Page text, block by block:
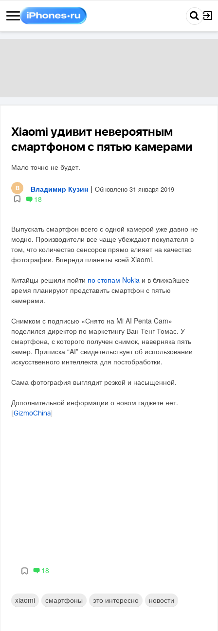
Xiaomi удивит невероятным
смартфоном с пятью камерами
Мало точно не будет.
Владимир Кузин | Обновлено 31 января 2019
18
Выпускать смартфон всего с одной камерой уже давно не
модно. Производители все чаще убеждают покупателя в
том, что количество сенсоров прямо влияет на качество
фотографии. Впереди планеты всей Xiaomi.
Китайцы решили пойти по стопам Nokia и в ближайшее
время планируют представить смартфон с пятью
камерами.
Снимком с подписью «Снято на Mi AI Penta Cam»
поделился директор по маркетингу Ван Тенг Томас. У
смартфона, с которого получен снимок, наверняка пять
камер. Приписка “AI” свидетельствует об использовании
искусственного интеллекта для постобработки.
Сама фотография выглядит резкой и насыщенной.
Дополнительной информации о новом гаджете нет.
[GizmoChina
18
xiaomi смартфоны это интересно новости